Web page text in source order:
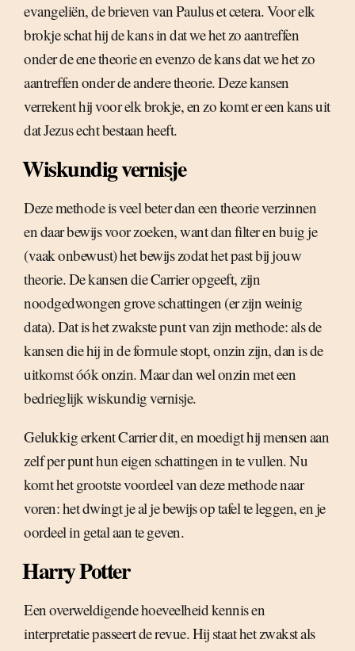
evangeliën, de brieven van Paulus et cetera. Voor elk
brokje schat hij de kans in dat we het zo aantreffen
onder de ene theorie en evenzo de kans dat we het zo
aantreffen onder de andere theorie. Deze kansen
verrekent hij voor elk brokje, en zo komt er een kans uit
dat Jezus echt bestaan heeft.
Wiskundig vernisje
Deze methode is veel beter dan een theorie verzinnen
en daar bewijs voor zoeken, want dan filter en buig je
(vaak onbewust) het bewijs zodat het past bij jouw
theorie. De kansen die Carrier opgeeft, zijn
noodgedwongen grove schattingen (er zijn weinig
data). Dat is het zwakste punt van zijn methode: als de
kansen die hij in de formule stopt, onzin zijn, dan is de
uitkomst óók onzin. Maar dan wel onzin met een
bedrieglijk wiskundig vernisje.
Gelukkig erkent Carrier dit, en moedigt hij mensen aan
zelf per punt hun eigen schattingen in te vullen. Nu
komt het grootste voordeel van deze methode naar
voren: het dwingt je al je bewijs op tafel te leggen, en je
oordeel in getal aan te geven.
Harry Potter
Een overweldigende hoeveelheid kennis en
interpretatie passeert de revue. Hij staat het zwakst als